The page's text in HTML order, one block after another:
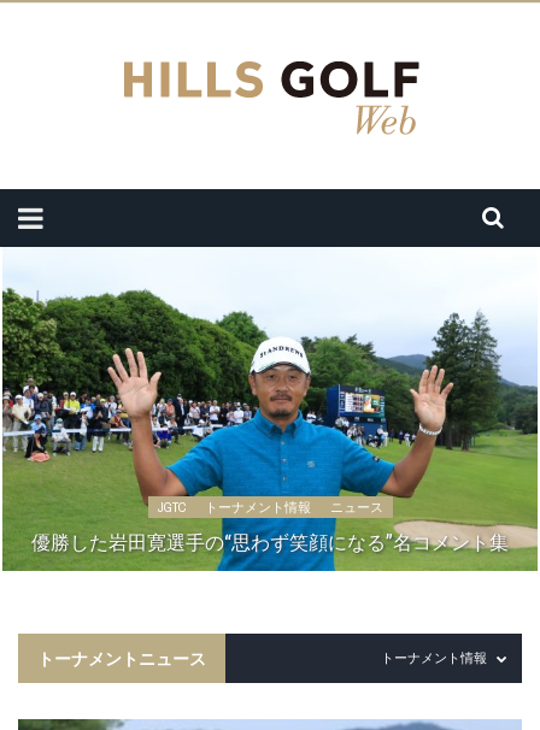
JGTC トーナメント情報 ニュース
優勝した岩田寛選手の“思わず笑顔になる”名コメント集
トーナメントニュース トーナメント情報